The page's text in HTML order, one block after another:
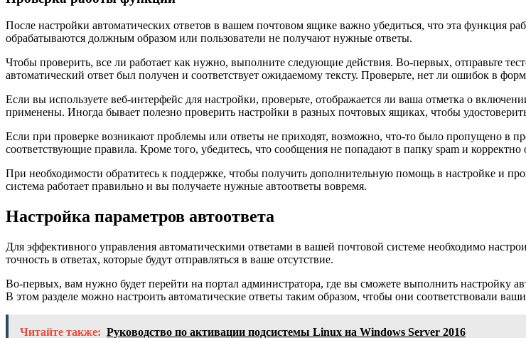
После настройки автоматических ответов в вашем почтовом ящике важно убедиться, что эта функция
обрабатываются должным образом или пользователи не получают нужные ответы.
Чтобы проверить, все ли работает как нужно, выполните следующие действия. Во-первых, отправьте
автоматический ответ был получен и соответствует ожидаемому тексту. Проверьте, нет ли ошибок в
Если вы используете веб-интерфейс для настройки, проверьте, отображается ли ваша отметка о
применены. Иногда бывает полезно проверить настройки в разных почтовых ящиках, чтобы
Если при проверке возникают проблемы или ответы не приходят, возможно, что-то было пропущено в
соответствующие правила. Кроме того, убедитесь, что сообщения не попадают в папку spam и
При необходимости обратитесь к поддержке, чтобы получить дополнительную помощь в настройке и
система работает правильно и вы получаете нужные автоответы вовремя.
Настройка параметров автоответа
Для эффективного управления автоматическими ответами в вашей почтовой системе необходимо
точность в ответах, которые будут отправляться в ваше отсутствие.
Во-первых, вам нужно будет перейти на портал администратора, где вы сможете выполнить настройку
В этом разделе можно настроить автоматические ответы таким образом, чтобы они соответствовали
Читайте также: Руководство по активации подсистемы Linux на Windows Server 2016